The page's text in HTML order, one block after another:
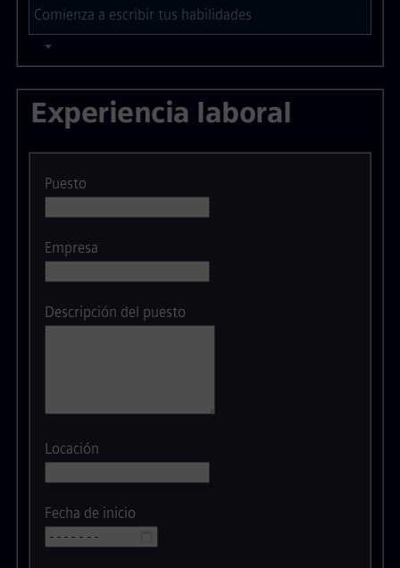
Experiencia laboral
Puesto
Empresa
Descripción del puesto
Locación
Fecha de inicio